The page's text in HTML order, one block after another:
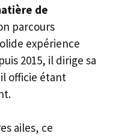
de
parcours
expérience
2015, il dirige sa
officie étant
ailes, ce